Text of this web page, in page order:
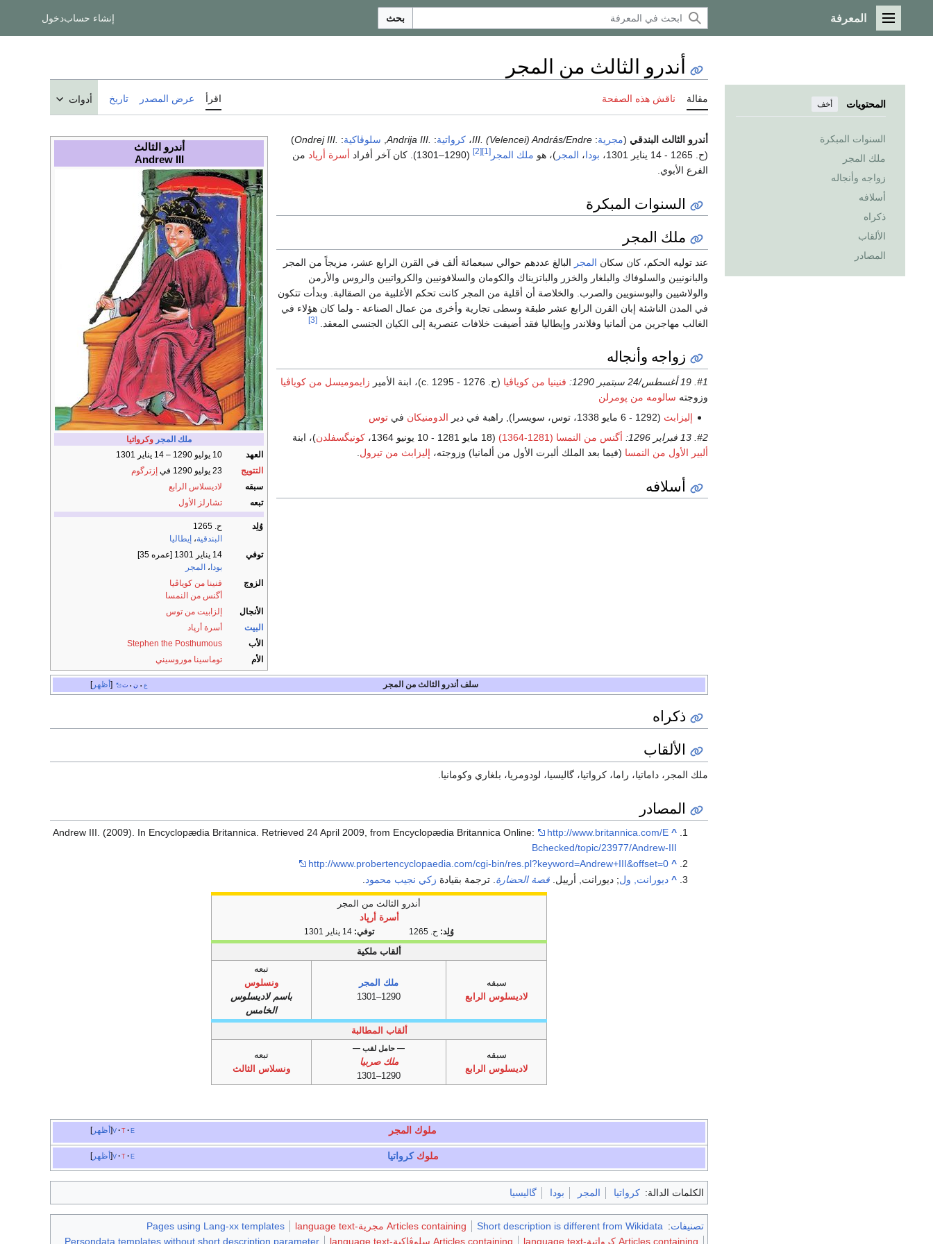
القائمة الرئيسية
المعرفة بحث إنشاء حسابدخول
المحتويات أخف
السنوات المبكرة
ملك المجر
زواجه وأنجاله
أسلافه
ذكراه
الألقاب
المصادر
أندرو الثالث من المجر
مقالة ناقش هذه الصفحة اقرأ عرض المصدر تاريخ أدوات
أندرو الثالث
Andrew III
ملك المجر وكرواتيا
العهد
10 يوليو 1290 – 14 يناير 1301
التتويج
23 يوليو 1290 في
إزترگوم
سبقه
لاديسلاس الرابع
تبعه
تشارلز الأول
وُلِد
ح. 1265
البندقية، إيطاليا
توفي
14 يناير 1301 [عمره 35]
بودا ، المجر
الزوج
فنينا من كوياڤيا
أگنس من النمسا
الأنجال
إلزابيت من توس
البيت
أسرة أرپاد
الأب
Stephen the Posthumous
الأم
توماسينا موروسيني
أندرو الثالث البندقي (مجرية:
III. (Velencei) András/Endre، كرواتية:
Andrija III. سلوڤاكية:
Ondrej III.
)
(ح. 1265 - 14 يناير 1301،
بودا، المجر )، هو ملك المجر [1]
[2] (1290–1301). كان آخر أفراد أسرة أرپاد من
الفرع الأبوي.
السنوات المبكرة
ملك المجر
عند توليه الحكم، كان سكان المجر البالغ عددهم حوالي سبعمائة ألف في القرن الرابع عشر، مزيجاً من المجر
والبانونيين والسلوفاك والبلغار والخزر والباتزيناك والكومان والسلافونيين والكرواتيين والروس والأرمن
والولاشيين والبوسنويين والصرب. والخلاصة أن أقلية من المجر كانت تحكم الأغلبية من الصقالبة. وبدأت تتكون
في المدن الناشئة إبان القرن الرابع عشر طبقة وسطى تجارية وأخرى من عمال الصناعة - ولما كان هؤلاء في
الغالب مهاجرين من ألمانيا وفلاندر وإيطاليا فقد أضيفت خلافات عنصرية إلى الكيان الجنسي المعقد.
[3]
زواجه وأنجاله
#1. 19 أغسطس/24 سبتمبر 1290: فنينيا من كوياڤيا (ح. 1276 - c. 1295)، ابنة الأمير
زايموميسل من كوياڤيا
وزوجته سالومه من پومرلن
إليزابث (1292 - 6 مايو 1338، توس، سويسرا), راهبة في دير الدومنيكان فيتوس
#2. 13 فبراير 1296:
أگنس من النمسا (1281-1364) (18 مايو 1281 - 10 يونيو 1364، كونيگسفلدن)، ابنة
ألبير الأول من النمسا (فيما بعد الملك ألبرت الأول من ألمانيا) وزوجته، إليزابث من تيرول
أسلافه
أظهر ع • ن • ت سلف أندرو الثالث من المجر
ذكراه
الألقاب
ملك المجر، داماتيا، راما، كرواتيا، گاليسيا، لودومريا، بلغاري وكومانيا.
المصادر
^
Andrew III. (2009). In Encyclopædia Britannica. Retrieved 24 April 2009, from Encyclopædia Britannica Online:
http://www.britannica.com/E
Bchecked/topic/23977/Andrew-III
^
http://www.probertencyclopaedia.com/cgi-bin/res.pl?keyword=Andrew+III&offset=0
^ ديورانت, ول; ديورانت, أرييل. قصة الحضارة. ترجمة بقيادة زكي نجيب محمود.
أندرو الثالث من المجر
أسرة أرپاد
وُلِد: ح. 1265 توفي: 14 يناير 1301
ألقاب ملكية
سبقه
لاديسلوس الرابع
ملك المجر
1290–1301
تبعه
ونسلوس
باسم لاديسلوس
الخامس
ألقاب المطالبة
سبقه
لاديسلوس الرابع
— حامل لقب —
ملك صربيا
1290–1301
تبعه
ونسلاس الثالث
أظهر v t e ملوك المجر
أظهر v t e ملوك كرواتيا
الكلمات الدالة: كرواتيا المجر بودا گاليسيا
تصنيفات:
Short description is different from Wikidata Articles containing مجرية-language text
Pages using Lang-xx templates
Articles containing كرواتية-language text
Articles containing سلوڤاكية-language text Persondata templates without short description parameter